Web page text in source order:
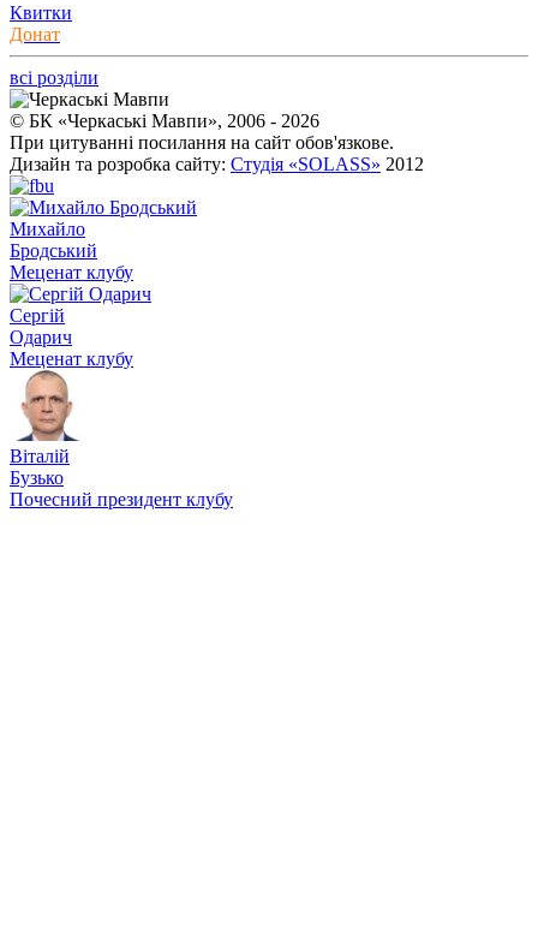
Квитки
Донат
всі розділи
© БК «Черкаські Мавпи», 2006 - 2026
При цитуванні посилання на сайт обов'язкове.
Дизайн та розробка сайту: Студія «SOLASS» 2012
Михайло
Бродський
Меценат клубу
Сергій
Одарич
Меценат клубу
Віталій
Бузько
Почесний президент клубу